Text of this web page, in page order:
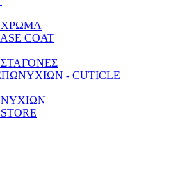
ΧΡΩΜΑ
COAT
- CUTICLE